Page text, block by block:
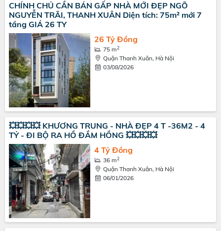
CHÍNH CHỦ CẦN BÁN GẤP NHÀ MỚI ĐẸP NGÕ
NGUYỄN TRÃI, THANH XUÂN Diện tích: 75m² mới 7
tầng GIÁ 26 TY
26 Tỷ Đồng
75 m2
Quận Thanh Xuân, Hà Nội
03/08/2026
💥💥💥💥 KHƯƠNG TRUNG - NHÀ ĐẸP 4 T -36M2 - 4
TỶ - ĐI BỘ RA HỒ ĐẦM HỒNG 💥💥💥💥
4 Tỷ Đồng
36 m2
Quận Thanh Xuân, Hà Nội
06/01/2026